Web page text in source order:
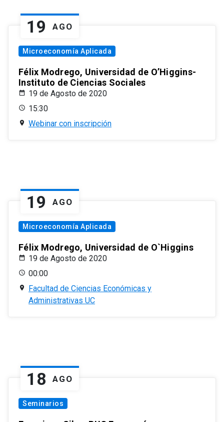
19 AGO
Microeconomía Aplicada
Félix Modrego, Universidad de O’Higgins-
Instituto de Ciencias Sociales
19 de Agosto de 2020
15:30
Webinar con inscripción
19 AGO
Microeconomía Aplicada
Félix Modrego, Universidad de O`Higgins
19 de Agosto de 2020
00:00
Facultad de Ciencias Económicas y
Administrativas UC
18 AGO
Seminarios